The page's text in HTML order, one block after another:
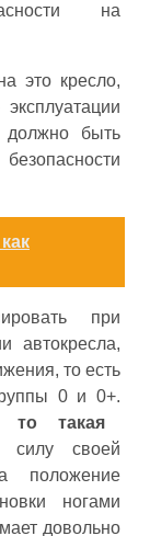
на
это кресло,
быть
при
автокресла,
то есть
0 и 0+.
то такая
силу своей
положение
ногами
довольно